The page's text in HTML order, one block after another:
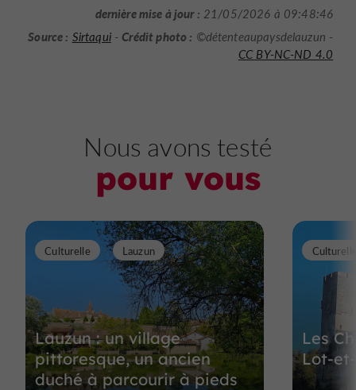
dernière mise à jour : 21/05/2026 à 09:48:46
Source : Sirtaqui-Crédit photo : ©détenteaupaysdelauzun -
CC BY-NC-ND 4.0
Nous avons testé
pour vous
Lauzun : un village
pittoresque, un ancien
duché à parcourir à pieds
Culturelle Lauzun
Les
Lot-